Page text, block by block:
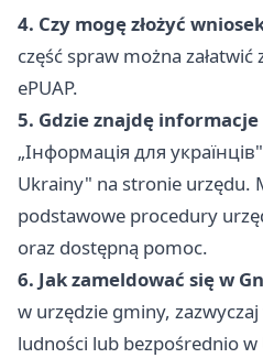
4. Czy mogę złożyć
część spraw można
ePUAP.
5. Gdzie znajdę
„Iнфopмaцiя для
Ukrainy" na stronie urzędu.
podstawowe procedury
oraz dostępną pomoc.
6. Jak zameldować się w
w urzędzie gminy,
ludności lub bezpośrednio w